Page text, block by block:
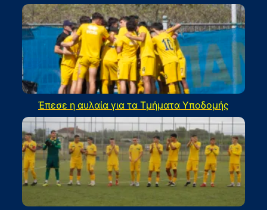
Έπεσε η αυλαία για τα Τμήματα Υποδομής